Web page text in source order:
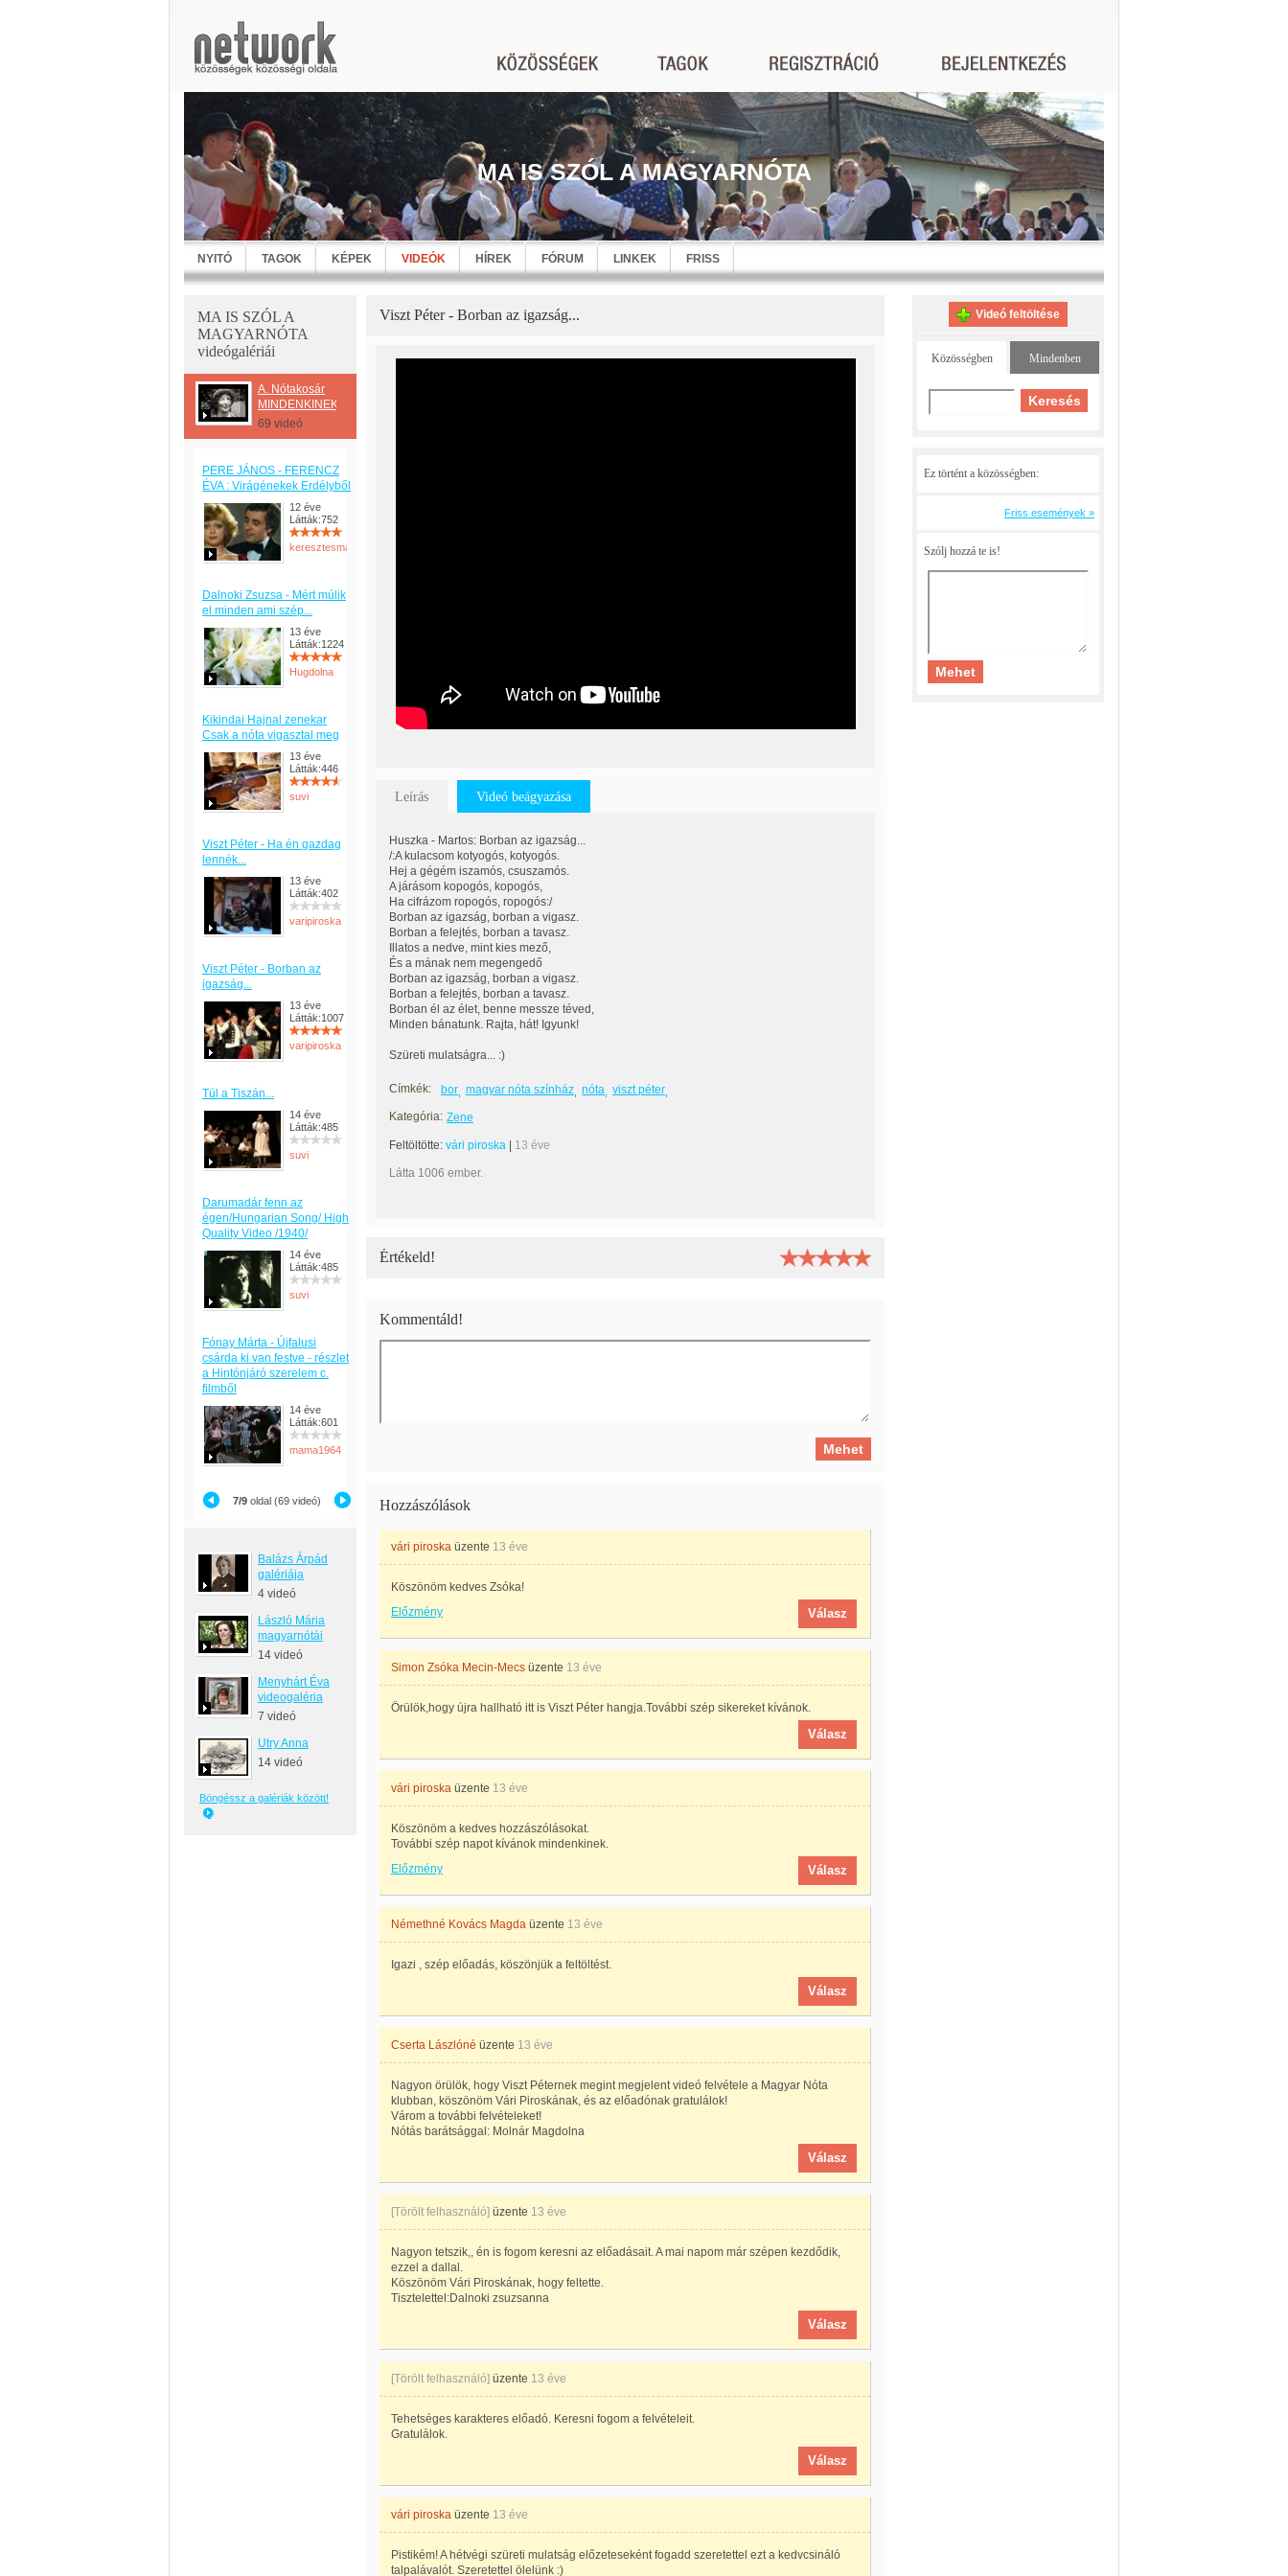
MA IS SZÓL A MAGYARNÓTA
NYITÓ TAGOK KÉPEK VIDEÓK HÍREK FÓRUM LINKEK FRISS
MA IS SZÓL A
MAGYARNÓTA
videógalériái
A. Nótakosár
MINDENKINEK
69 videó
PERE JÁNOS - FERENCZ
ÉVA : Virágénekek Erdélyből
12 éve
Látták:752
keresztesmanci
Dalnoki Zsuzsa - Mért múlik
el minden ami szép...
13 éve
Látták:1224
Hugdolna
Kikindai Hajnal zenekar
Csak a nóta vigasztal meg
13 éve
Látták:446
suvi
Viszt Péter - Ha én gazdag
lennék...
13 éve
Látták:402
varipiroska
Viszt Péter - Borban az
igazság...
13 éve
Látták:1007
varipiroska
Túl a Tiszán...
14 éve
Látták:485
suvi
Darumadár fenn az
égen/Hungarian Song/ High
Quality Video /1940/
14 éve
Látták:485
suvi
Fónay Márta - Újfalusi
csárda ki van festve - részlet
a Hintónjáró szerelem c.
filmből
14 éve
Látták:601
mama1964
7/9 oldal (69 videó)
Balázs Árpád
galériája
4 videó
László Mária
magyarnótái
14 videó
Menyhárt Éva
videogaléria
7 videó
Utry Anna
14 videó
Böngéssz a galériák között!
Viszt Péter - Borban az igazság...
Leírás Videó beágyazása
Huszka - Martos: Borban az igazság...
/:A kulacsom kotyogós, kotyogós.
Hej a gégém iszamós, csuszamós.
A járásom kopogós, kopogós,
Ha cifrázom ropogós, ropogós:/
Borban az igazság, borban a vigasz.
Borban a felejtés, borban a tavasz.
Illatos a nedve, mint kies mező,
És a mának nem megengedő
Borban az igazság, borban a vigasz.
Borban a felejtés, borban a tavasz.
Borban él az élet, benne messze téved,
Minden bánatunk. Rajta, hát! Igyunk!
Szüreti mulatságra... :)
Címkék: bor magyar nóta színház nóta viszt péter
Kategória: Zene
Feltöltötte: vári piroska 13 éve
Látta 1006 ember.
Értékeld!
Kommentáld!
Hozzászólások
vári piroska üzente 13 éve
Köszönöm kedves Zsóka!
Előzmény
Válasz
Simon Zsóka Mecin-Mecs üzente 13 éve
Örülök,hogy újra hallható itt is Viszt Péter hangja.További szép sikereket kívánok.
Válasz
vári piroska üzente 13 éve
Köszönöm a kedves hozzászólásokat.
További szép napot kívánok mindenkinek.
Előzmény
Válasz
Némethné Kovács Magda üzente 13 éve
Igazi , szép előadás, köszönjük a feltöltést.
Válasz
Cserta Lászlóné üzente 13 éve
Nagyon örülök, hogy Viszt Péternek megint megjelent videó felvétele a Magyar Nóta
klubban, köszönöm Vári Piroskának, és az előadónak gratulálok!
Várom a további felvételeket!
Nótás barátsággal: Molnár Magdolna
Válasz
[Törölt felhasználó] üzente 13 éve
Nagyon tetszik,, én is fogom keresni az előadásait. A mai napom már szépen kezdődik,
ezzel a dallal.
Köszönöm Vári Piroskának, hogy feltette.
Tisztelettel:Dalnoki zsuzsanna
Válasz
[Törölt felhasználó] üzente 13 éve
Tehetséges karakteres előadó. Keresni fogom a felvételeit.
Gratulálok.
Válasz
vári piroska üzente 13 éve
Pistikém! A hétvégi szüreti mulatság előzeteseként fogadd szeretettel ezt a kedvcsináló
talpalávalót. Szeretettel ölelünk :)
Videó feltöltése
Közösségben Mindenben
Ez történt a közösségben:
Friss események »
Szólj hozzá te is!